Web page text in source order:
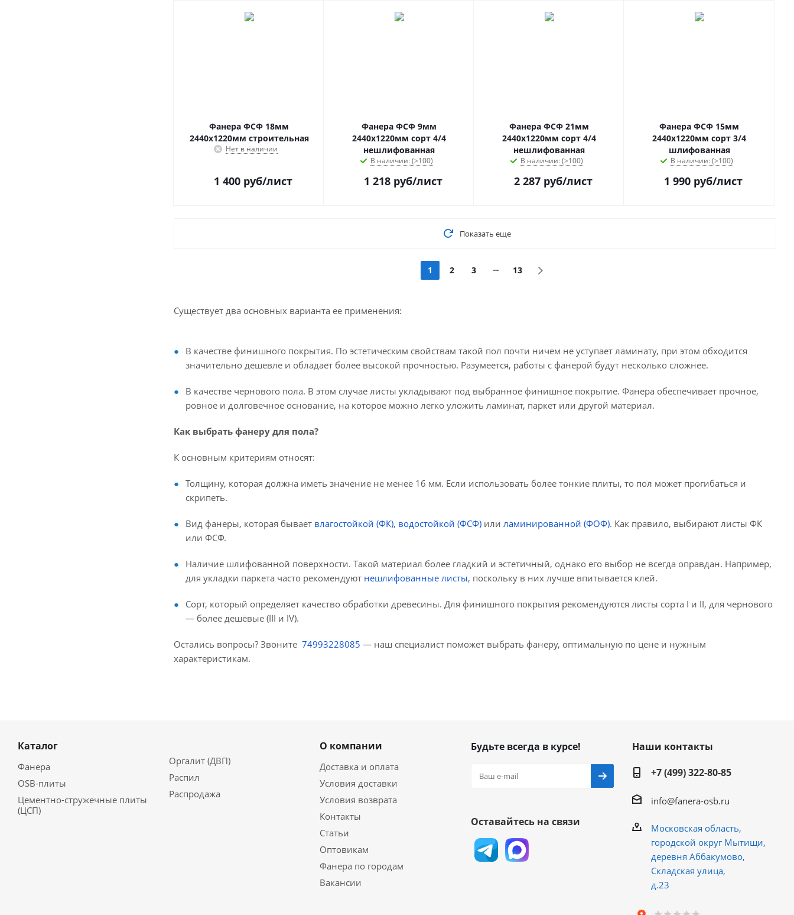
Фанера ФСФ 18мм
2440х1220мм строительная
Нет в наличии
1 400 руб/лист
Фанера ФСФ 9мм
2440х1220мм сорт 4/4
нешлифованная
В наличии: (>100)
1 218 руб/лист
Фанера ФСФ 21мм
2440х1220мм сорт 4/4
нешлифованная
В наличии: (>100)
2 287 руб/лист
Фанера ФСФ 15мм
2440х1220мм сорт 3/4
шлифованная
В наличии: (>100)
1 990 руб/лист
Показать еще
1 2 3 13
Существует два основных варианта ее применения:
В качестве финишного покрытия. По эстетическим свойствам такой пол почти ничем не уступает ламинату, при этом обходится
значительно дешевле и обладает более высокой прочностью. Разумеется, работы с фанерой будут несколько сложнее.
В качестве чернового пола. В этом случае листы укладывают под выбранное финишное покрытие. Фанера обеспечивает прочное,
ровное и долговечное основание, на которое можно легко уложить ламинат, паркет или другой материал.
Как выбрать фанеру для пола?
К основным критериям относят:
Толщину, которая должна иметь значение не менее 16 мм. Если использовать более тонкие плиты, то пол может прогибаться и
скрипеть.
Вид фанеры, которая бывает влагостойкой (ФК), водостойкой (ФСФ) или ламинированной (ФОФ). Как правило, выбирают листы ФК
или ФСФ.
Наличие шлифованной поверхности. Такой материал более гладкий и эстетичный, однако его выбор не всегда оправдан. Например,
для укладки паркета часто рекомендуют нешлифованные листы, поскольку в них лучше впитывается клей.
Сорт, который определяет качество обработки древесины. Для финишного покрытия рекомендуются листы сорта I и II, для чернового
— более дешёвые (III и IV).
Остались вопросы? Звоните 74993228085 — наш специалист поможет выбрать фанеру, оптимальную по цене и нужным
характеристикам.
Каталог
Фанера
OSB-плиты
Цементно-стружечные плиты
(ЦСП)
Оргалит (ДВП)
Распил
Распродажа
О компании
Доставка и оплата
Условия доставки
Условия возврата
Контакты
Статьи
Оптовикам
Фанера по городам
Вакансии
Будьте всегда в курсе!
Оставайтесь на связи
Наши контакты
+7 (499) 322-80-85
info@fanera-osb.ru
Московская область,
городской округ Мытищи,
деревня Аббакумово,
Складская улица,
д.23